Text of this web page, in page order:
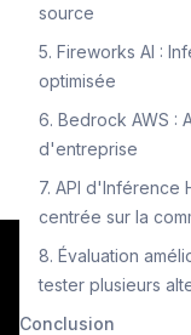
source
5. Fireworks AI :
optimisée
6. Bedrock AWS :
d'entreprise
7. API d'Inférence
centrée sur la
8. Évaluation
tester plusieurs
Conclusion